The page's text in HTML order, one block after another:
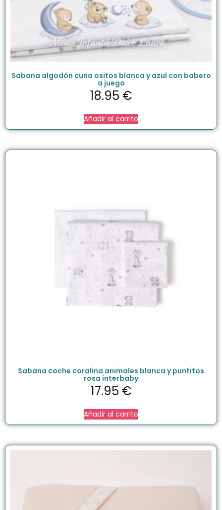
Sabana algodón cuna ositos blanca y azul con babero
a juego
18.95 €
Añadir al carrito
Sabana coche coralina animales blanca y puntitos
rosa interbaby
17.95 €
Añadir al carrito